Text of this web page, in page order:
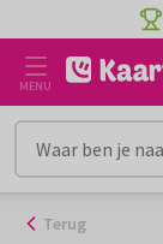
naar
inhoud
MENU
Terug